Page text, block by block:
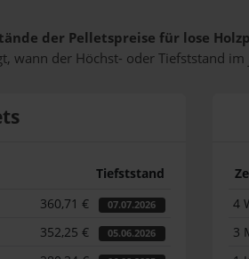
der Pelletspreise für lose
wann der Höchst- oder Tiefststand
Tiefststand
360,71 € 07.07.2026
352,25 € 05.06.2026
4
3